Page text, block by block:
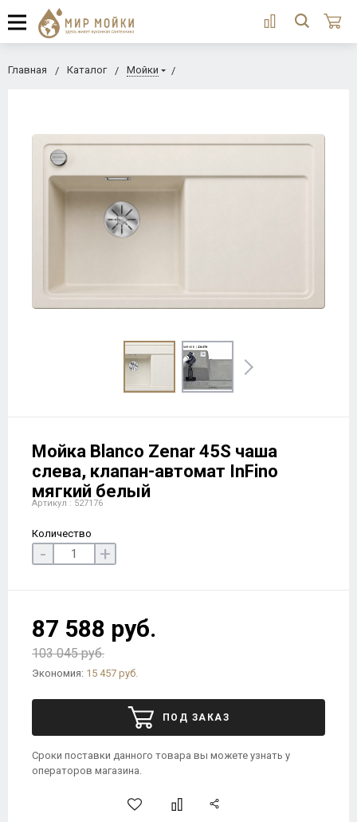
Главная Каталог Мойки
Мойка Blanco Zenar 45S чаша
слева, клапан-автомат InFino
мягкий белый
Артикул : 527176
Количество
- +
87 588 руб.
103 045 руб.
Экономия: 15 457 руб.
ПОД ЗАКАЗ
Сроки поставки данного товара вы можете узнать у
операторов магазина.